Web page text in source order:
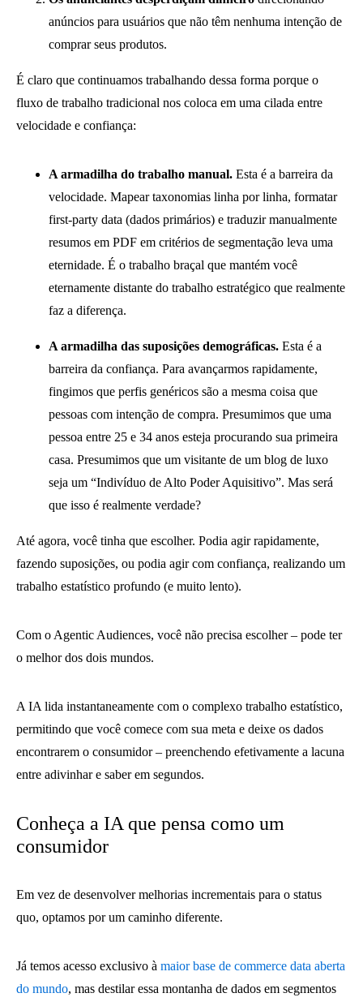
anúncios para usuários que não têm nenhuma intenção de
comprar seus produtos.
É claro que continuamos trabalhando dessa forma porque o
fluxo de trabalho tradicional nos coloca em uma cilada entre
velocidade e confiança:
A armadilha do trabalho manual. Esta é a barreira da
velocidade. Mapear taxonomias linha por linha, formatar
first-party data (dados primários) e traduzir manualmente
resumos em PDF em critérios de segmentação leva uma
eternidade. É o trabalho braçal que mantém você
eternamente distante do trabalho estratégico que realmente
faz a diferença.
A armadilha das suposições demográficas. Esta é a
barreira da confiança. Para avançarmos rapidamente,
fingimos que perfis genéricos são a mesma coisa que
pessoas com intenção de compra. Presumimos que uma
pessoa entre 25 e 34 anos esteja procurando sua primeira
casa. Presumimos que um visitante de um blog de luxo
seja um “Indivíduo de Alto Poder Aquisitivo”. Mas será
que isso é realmente verdade?
Até agora, você tinha que escolher. Podia agir rapidamente,
fazendo suposições, ou podia agir com confiança, realizando um
trabalho estatístico profundo (e muito lento).
Com o Agentic Audiences, você não precisa escolher – pode ter
o melhor dos dois mundos.
A IA lida instantaneamente com o complexo trabalho estatístico,
permitindo que você comece com sua meta e deixe os dados
encontrarem o consumidor – preenchendo efetivamente a lacuna
entre adivinhar e saber em segundos.
Conheça a IA que pensa como um
consumidor
Em vez de desenvolver melhorias incrementais para o status
quo, optamos por um caminho diferente.
Já temos acesso exclusivo à maior base de commerce data aberta
do mundo, mas destilar essa montanha de dados em segmentos